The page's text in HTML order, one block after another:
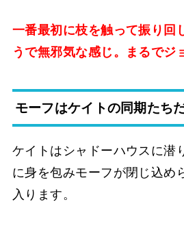
一番最初に枝を触って振り回
うで無邪気な感じ。まるでジ
モーフはケイトの同期たち
ケイトはシャドーハウスに潜
に身を包みモーフが閉じ込め
入ります。